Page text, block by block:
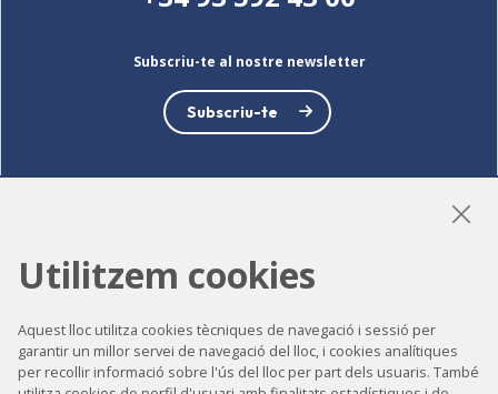
Subscriu-te al nostre newsletter
Subscriu-te
Accessibilitat
Utilitzem cookies
Aquest lloc utilitza cookies tècniques de navegació i sessió per
garantir un millor servei de navegació del lloc, i cookies analítiques
per recollir informació sobre l'ús del lloc per part dels usuaris. També